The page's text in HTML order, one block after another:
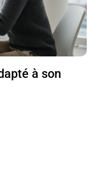
à son